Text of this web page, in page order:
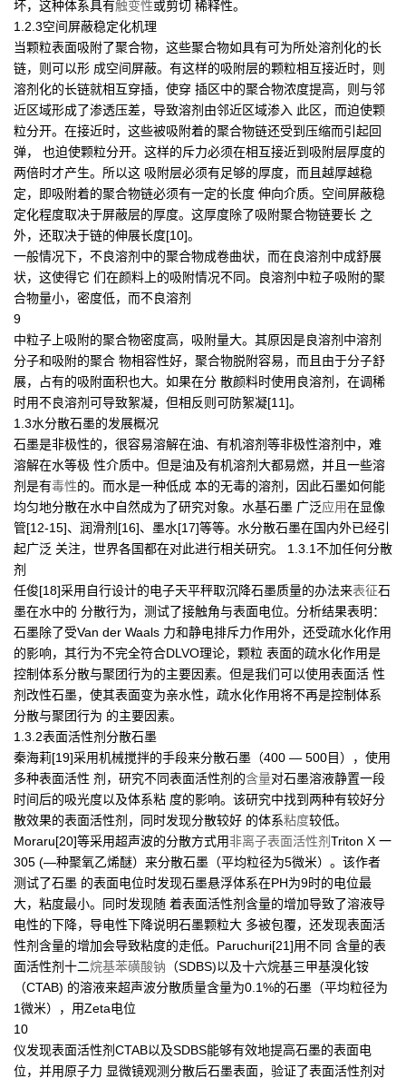
坏，这种体系具有触变性或剪切 稀释性。
1.2.3空间屏蔽稳定化机理
当颗粒表面吸附了聚合物，这些聚合物如具有可为所处溶剂化的长
链，则可以形 成空间屏蔽。有这样的吸附层的颗粒相互接近时，则
溶剂化的长链就相互穿插，使穿 插区中的聚合物浓度提高，则与邻
近区域形成了渗透压差，导致溶剂由邻近区域渗入 此区，而迫使颗
粒分开。在接近时，这些被吸附着的聚合物链还受到压缩而引起回
弹， 也迫使颗粒分开。这样的斥力必须在相互接近到吸附层厚度的
两倍时才产生。所以这 吸附层必须有足够的厚度，而且越厚越稳
定，即吸附着的聚合物链必须有一定的长度 伸向介质。空间屏蔽稳
定化程度取决于屏蔽层的厚度。这厚度除了吸附聚合物链要长 之
外，还取决于链的伸展长度[10]。
一般情况下，不良溶剂中的聚合物成卷曲状，而在良溶剂中成舒展
状，这使得它 们在颜料上的吸附情况不同。良溶剂中粒子吸附的聚
合物量小，密度低，而不良溶剂
9
中粒子上吸附的聚合物密度高，吸附量大。其原因是良溶剂中溶剂
分子和吸附的聚合 物相容性好，聚合物脱附容易，而且由于分子舒
展，占有的吸附面积也大。如果在分 散颜料时使用良溶剂，在调稀
时用不良溶剂可导致絮凝，但相反则可防絮凝[11]。
1.3水分散石墨的发展概况
石墨是非极性的，很容易溶解在油、有机溶剂等非极性溶剂中，难
溶解在水等极 性介质中。但是油及有机溶剂大都易燃，并且一些溶
剂是有毒性的。而水是一种低成 本的无毒的溶剂，因此石墨如何能
均匀地分散在水中自然成为了研究对象。水基石墨 广泛应用在显像
管[12-15]、润滑剂[16]、墨水[17]等等。水分散石墨在国内外已经引
起广泛 关注，世界各国都在对此进行相关研究。 1.3.1不加任何分散
剂
任俊[18]采用自行设计的电子天平秤取沉降石墨质量的办法来表征石
墨在水中的 分散行为，测试了接触角与表面电位。分析结果表明：
石墨除了受Van der Waals 力和静电排斥力作用外，还受疏水化作用
的影响，其行为不完全符合DLVO理论，颗粒 表面的疏水化作用是
控制体系分散与聚团行为的主要因素。但是我们可以使用表面活 性
剂改性石墨，使其表面变为亲水性，疏水化作用将不再是控制体系
分散与聚团行为 的主要因素。
1.3.2表面活性剂分散石墨
秦海莉[19]采用机械搅拌的手段来分散石墨（400 — 500目），使用
多种表面活性 剂，研究不同表面活性剂的含量对石墨溶液静置一段
时间后的吸光度以及体系粘 度的影响。该研究中找到两种有较好分
散效果的表面活性剂，同时发现分散较好 的体系粘度较低。
Moraru[20]等采用超声波的分散方式用非离子表面活性剂Triton X 一
305 (—种聚氧乙烯醚）来分散石墨（平均粒径为5微米）。该作者
测试了石墨 的表面电位时发现石墨悬浮体系在PH为9时的电位最
大，粘度最小。同时发现随 着表面活性剂含量的增加导致了溶液导
电性的下降，导电性下降说明石墨颗粒大 多被包覆，还发现表面活
性剂含量的增加会导致粘度的走低。Paruchuri[21]用不同 含量的表
面活性剂十二烷基苯磺酸钠 （SDBS)以及十六烷基三甲基溴化铵
（CTAB) 的溶液来超声波分散质量含量为0.1%的石墨（平均粒径为
1微米），用Zeta电位
10
仪发现表面活性剂CTAB以及SDBS能够有效地提高石墨的表面电
位，并用原子力 显微镜观测分散后石墨表面，验证了表面活性剂对